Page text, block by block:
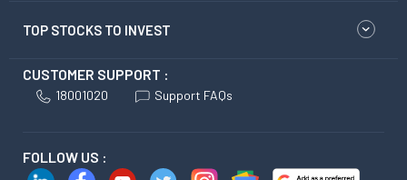
TOP STOCKS TO INVEST
CUSTOMER SUPPORT :
18001020 Support FAQs
FOLLOW US :